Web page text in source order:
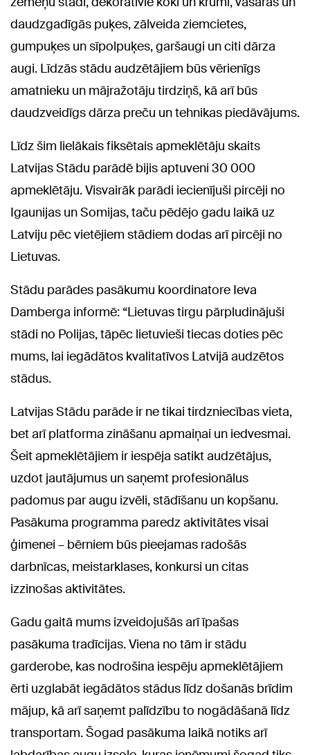
daudzgadīgās puķes, zālveida ziemcietes,
gumpuķes un sīpolpuķes, garšaugi un citi dārza
augi. Līdzās stādu audzētājiem būs vērienīgs
amatnieku un mājražotāju tirdziņš, kā arī būs
daudzveidīgs dārza preču un tehnikas piedāvājums.
Līdz šim lielākais fiksētais apmeklētāju skaits
Latvijas Stādu parādē bijis aptuveni 30 000
apmeklētāju. Visvairāk parādi iecienījuši pircēji no
Igaunijas un Somijas, taču pēdējo gadu laikā uz
Latviju pēc vietējiem stādiem dodas arī pircēji no
Lietuvas.
Stādu parādes pasākumu koordinatore Ieva
Damberga informē: “Lietuvas tirgu pārpludinājuši
stādi no Polijas, tāpēc lietuvieši tiecas doties pēc
mums, lai iegādātos kvalitatīvos Latvijā audzētos
stādus.
Latvijas Stādu parāde ir ne tikai tirdzniecības vieta,
bet arī platforma zināšanu apmaiņai un iedvesmai.
Šeit apmeklētājiem ir iespēja satikt audzētājus,
uzdot jautājumus un saņemt profesionālus
padomus par augu izvēli, stādīšanu un kopšanu.
Pasākuma programma paredz aktivitātes visai
ģimenei – bērniem būs pieejamas radošās
darbnīcas, meistarklases, konkursi un citas
izzinošas aktivitātes.
Gadu gaitā mums izveidojušās arī īpašas
pasākuma tradīcijas. Viena no tām ir stādu
garderobe, kas nodrošina iespēju apmeklētājiem
ērti uzglabāt iegādātos stādus līdz došanās brīdim
mājup, kā arī saņemt palīdzību to nogādāšanā līdz
transportam. Šogad pasākuma laikā notiks arī